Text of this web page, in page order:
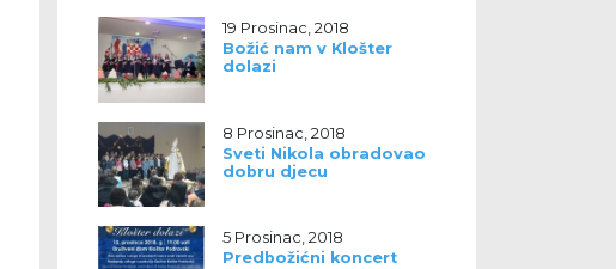
19 Prosinac, 2018
Božić nam v Klošter
dolazi
8 Prosinac, 2018
Sveti Nikola obradovao
dobru djecu
5 Prosinac, 2018
Predbožićni koncert